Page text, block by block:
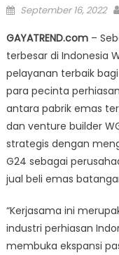
Posted
September 16, 2022
GAYATREND.com–
terbesar di Indonesia
pelayanan terbaik
para pecinta
antara pabrik emas
dan venture builder
strategis dengan
G24 sebagai
jual beli emas
“Kerjasama ini
industri perhiasan
membuka ekspansi